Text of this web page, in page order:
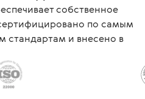
собственное
по самым
и внесено в